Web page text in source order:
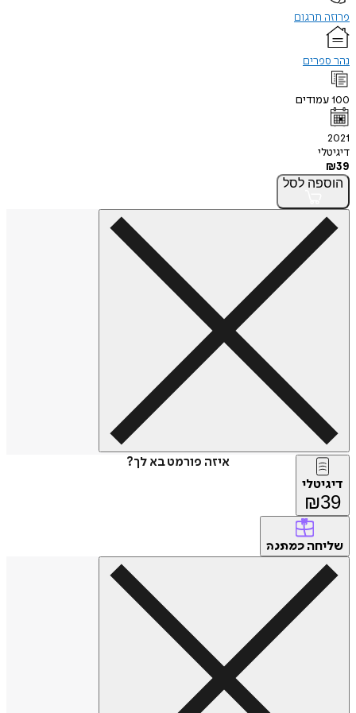
פרוזה תרגום
נהר ספרים
100עמודים
2021
דיגיטלי
₪39
הוספה לסל
איזה פורמט בא לך?
דיגיטלי
₪39
שליחה כמתנה